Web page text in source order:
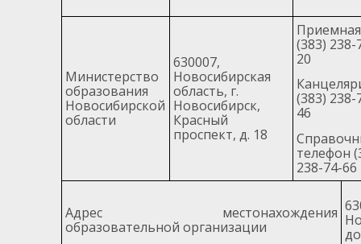
Министерство
образования
Новосибирской
области
630007,
Новосибирская
область, г.
Новосибирск,
Красный
проспект, д. 18
Приемная
(383) 238-
20
(383) 238-
46
телефон
238-74-66
Адрес местонахождения
образовательной организации